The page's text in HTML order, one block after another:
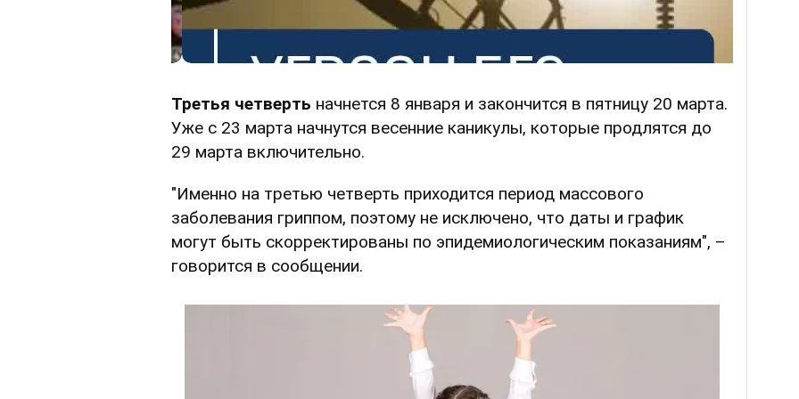
Третья четверть начнется 8 января и закончится в пятницу 20 марта.
Уже с 23 марта начнутся весенние каникулы, которые продлятся до
29 марта включительно.
"Именно на третью четверть приходится период массового
заболевания гриппом, поэтому не исключено, что даты и график
могут быть скорректированы по эпидемиологическим показаниям", –
говорится в сообщении.